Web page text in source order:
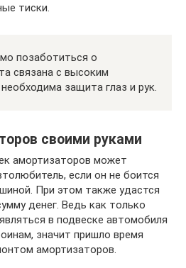
тиски.
позаботиться о
связана с высоким
защита глаз и рук.
своими руками
амортизаторов может
если он не боится
При этом также удастся
денег. Ведь как только
в подвеске автомобиля
значит пришло время
амортизаторов.